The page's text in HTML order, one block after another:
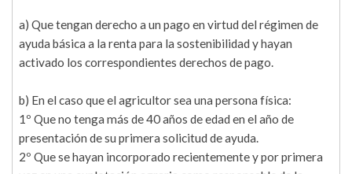
a) Que tengan derecho a un pago en virtud del régimen de
ayuda básica a la renta para la sostenibilidad y hayan
activado los correspondientes derechos de pago.
b) En el caso que el agricultor sea una persona física:
1º Que no tenga más de 40 años de edad en el año de
presentación de su primera solicitud de ayuda.
2º Que se hayan incorporado recientemente y por primera